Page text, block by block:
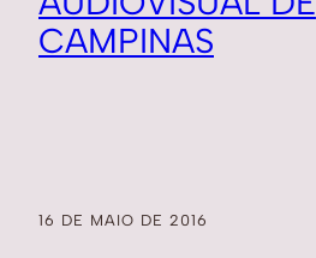
CAMPINAS
16 DE MAIO DE 2016